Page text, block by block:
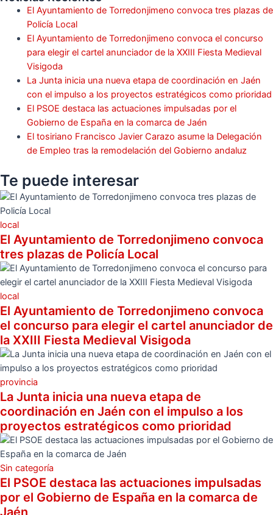
El Ayuntamiento de Torredonjimeno convoca tres plazas de
Policía Local
El Ayuntamiento de Torredonjimeno convoca el concurso
para elegir el cartel anunciador de la XXIII Fiesta Medieval
Visigoda
La Junta inicia una nueva etapa de coordinación en Jaén
con el impulso a los proyectos estratégicos como prioridad
El PSOE destaca las actuaciones impulsadas por el
Gobierno de España en la comarca de Jaén
El tosiriano Francisco Javier Carazo asume la Delegación
de Empleo tras la remodelación del Gobierno andaluz
Te puede interesar
local
El Ayuntamiento de Torredonjimeno convoca
tres plazas de Policía Local
local
El Ayuntamiento de Torredonjimeno convoca
el concurso para elegir el cartel anunciador de
la XXIII Fiesta Medieval Visigoda
provincia
La Junta inicia una nueva etapa de
coordinación en Jaén con el impulso a los
proyectos estratégicos como prioridad
Sin categoría
El PSOE destaca las actuaciones impulsadas
por el Gobierno de España en la comarca de
Jaén